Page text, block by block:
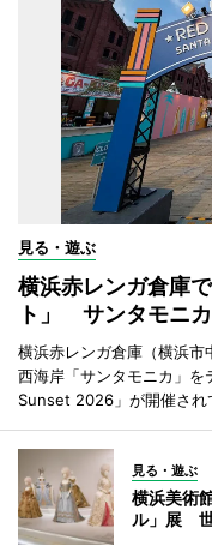
見る・遊ぶ
横浜赤レンガ倉庫
ト」 サンタモニ
横浜赤レンガ倉庫（横浜市
西海岸「サンタモニカ」
Sunset 2026」が開催され
見る・遊ぶ
横浜美術
ル」展